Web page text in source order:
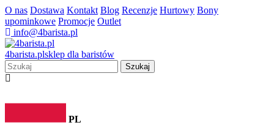
O nas Dostawa Kontakt Blog Recenzje Hurtowy Bony
upominkowe Promocje Outlet
info@4barista.pl
4barista.plsklep dla baristów
Szukaj
PL